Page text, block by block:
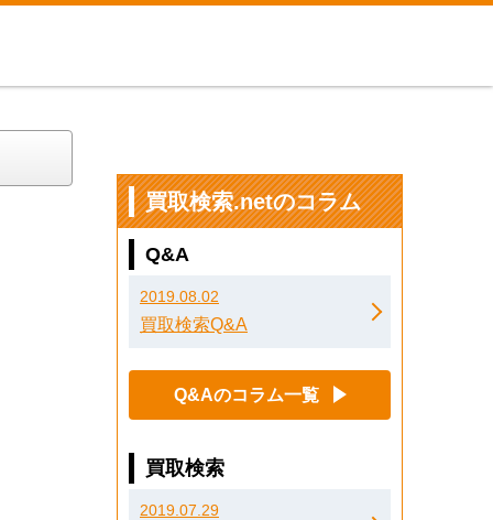
買取検索.netのコラム
Q&A
2019.08.02
買取検索Q&A
Q&Aのコラム一覧
買取検索
2019.07.29